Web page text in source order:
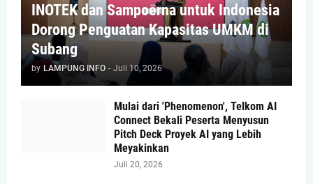
INOTEK dan Sampoerna untuk Indonesia
Dorong Penguatan Kapasitas UMKM di
Subang
by LAMPUNG INFO - Juli 10, 2026
Mulai dari 'Phenomenon', Telkom AI
Connect Bekali Peserta Menyusun
Pitch Deck Proyek AI yang Lebih
Meyakinkan
Juli 20, 2026